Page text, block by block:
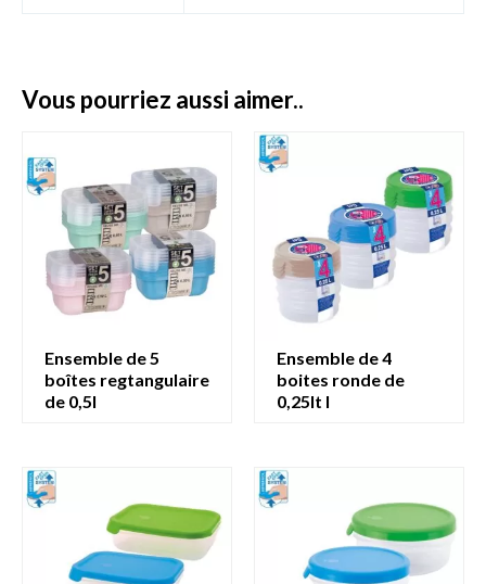
vous pourriez aussi aimer..
ensemble de 5
boîtes regtangulaire
de 0,5l
ensemble de 4
boites ronde de
0,25lt l